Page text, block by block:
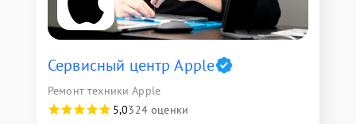
Сервисный центр Apple
Ремонт техники Apple
5,0324 оценки